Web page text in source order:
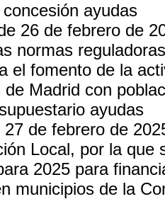
ayudas
26 de febrero de
normas
el fomento de la
de Madrid con
ayudas
de febrero de
Local, por la que
2025 para
municipios de la